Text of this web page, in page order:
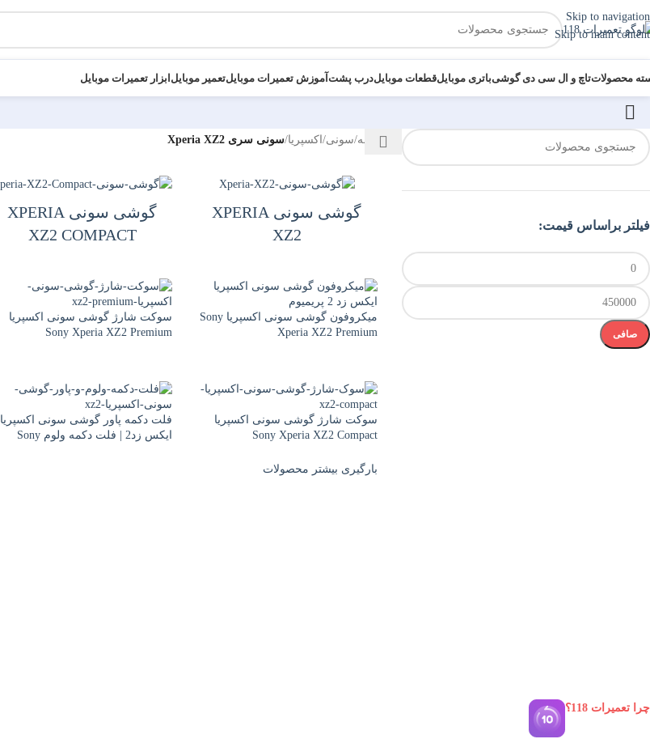
Skip to navigation
Skip to main content
محصولاتتاچ و ال سی دی گوشیباتری موبایلقطعات موبایلدرب پشتآموزش تعمیرات موبایلتعمیر موبایلابزار تعمیرات موبایل
فیلتر براساس قیمت:
صافی
خانه/سونی/ اکسپریا/سونی سری Xperia XZ2
گوشی سونی XPERIA
XZ2
گوشی سونی XPERIA
XZ2 COMPACT
میکروفون گوشی سونی اکسپریا Sony
Xperia XZ2 Premium
سوکت شارژ گوشی سونی اکسپریا
Sony Xperia XZ2 Premium
سوکت شارژ گوشی سونی اکسپریا
Sony Xperia XZ2 Compact
فلت دکمه پاور گوشی سونی اکسپریا
ایکس زد2 | فلت دکمه ولوم Sony
بارگیری بیشتر محصولات
چرا تعمیرات 118؟